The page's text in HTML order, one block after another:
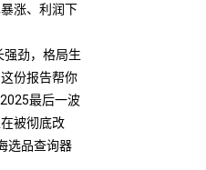
涨、利润下
强劲，格局生
份报告帮你
最后一波
被彻底改
选品查询器